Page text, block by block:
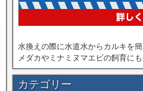
水換えの際に水道水からカルキを簡
メダカやミナミヌマエビの飼育にも
カテゴリー